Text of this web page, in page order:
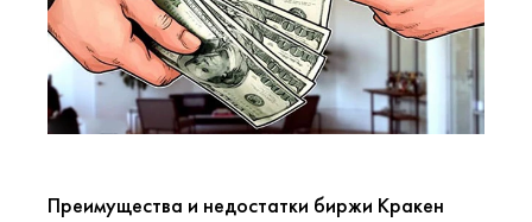
Преимущества и недостатки биржи Кракен